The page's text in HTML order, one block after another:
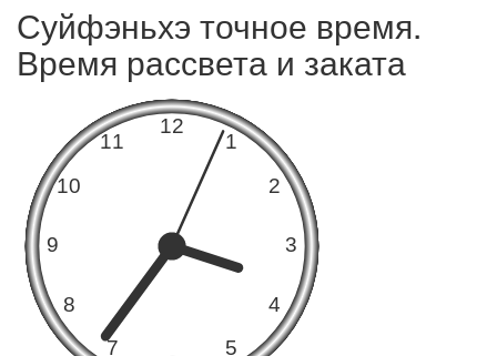
Суйфэньхэ точное время.
Время рассвета и заката